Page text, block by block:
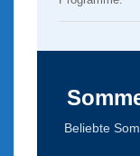
Beliebte